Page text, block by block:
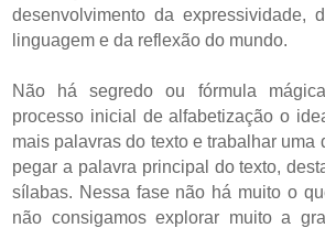
desenvolvimento da expressividade,
linguagem e da reflexão do mundo.
Não há segredo ou fórmula
processo inicial de alfabetização o
mais palavras do texto e trabalhar uma
pegar a palavra principal do texto,
sílabas. Nessa fase não há muito o
não consigamos explorar muito a